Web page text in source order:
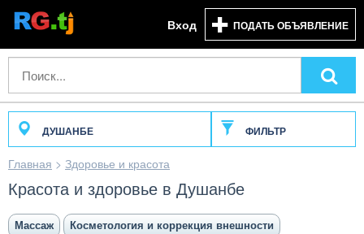
Вход ПОДАТЬ ОБЪЯВЛЕНИЕ
ДУШАНБЕ ФИЛЬТР
Главная > Здоровье и красота
Красота и здоровье в Душанбе
Массаж Косметология и коррекция внешности